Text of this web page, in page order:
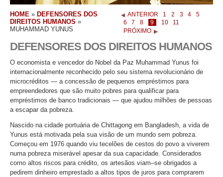
HOME » DEFENSORES DOS
DIREITOS HUMANOS »
MUHAMMAD YUNUS
ANTERIOR 1 2 3 4
5
6
7 8 9 10
11
PRÓXIMO
DEFENSORES DOS DIREITOS HUMANOS
O economista e vencedor do Nobel da Paz Muhammad Yunus foi
internacionalmente reconhecido pelo seu sistema revolucionário de
microcréditos — a concessão de pequenos empréstimos para
empreendedores que são muito pobres para qualificar para
empréstimos de banco tradicionais — que ajudou milhões de pessoas
a escapar da pobreza.
Nascido na cidade portuária de Chittagong em Bangladesh, a vida de
Yunus está motivada pela sua visão de um mundo sem pobreza.
Começou em 1976 quando viu tecelões de cestos do povo a viverem
numa pobreza miserável apesar da sua capacidade. Considerados
como altos riscos para crédito, os artesãos viam–se obrigados a
pedirem dinheiro emprestado a altos tipos de juros para comprarem